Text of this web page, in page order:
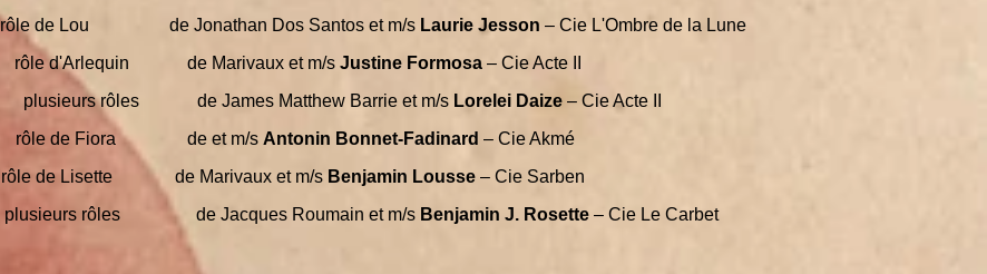
rôle de Lou de Jonathan Dos Santos et m/s Laurie Jesson – Cie L'Ombre de la Lune
rôle d'Arlequin de Marivaux et m/s Justine Formosa – Cie Acte II
plusieurs rôles de James Matthew Barrie et m/s Lorelei Daize – Cie Acte II
rôle de Fiora de et m/s Antonin Bonnet-Fadinard – Cie Akmé
rôle de Lisette de Marivaux et m/s Benjamin Lousse – Cie Sarben
plusieurs rôles de Jacques Roumain et m/s Benjamin J. Rosette – Cie Le Carbet